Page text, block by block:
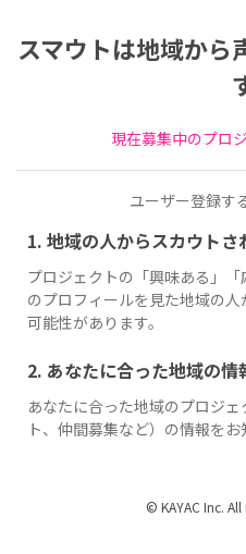
スマウトは地域から
現在募集中のプロ
ユーザー登録す
1. 地域の人からスカウトさ
プロジェクトの「興味ある」
のプロフィールを見た地域の
可能性があります。
2. あなたに合った地域の情
あなたに合った地域のプロジ
ト、仲間募集など）の情報をお
© KAYAC Inc.